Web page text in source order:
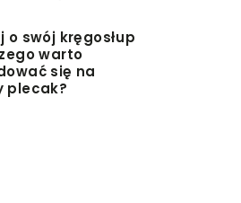
o swój kręgosłup
warto
się na
plecak?